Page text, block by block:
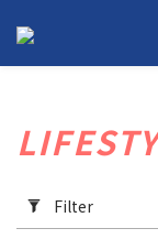
(0/20)
Filter